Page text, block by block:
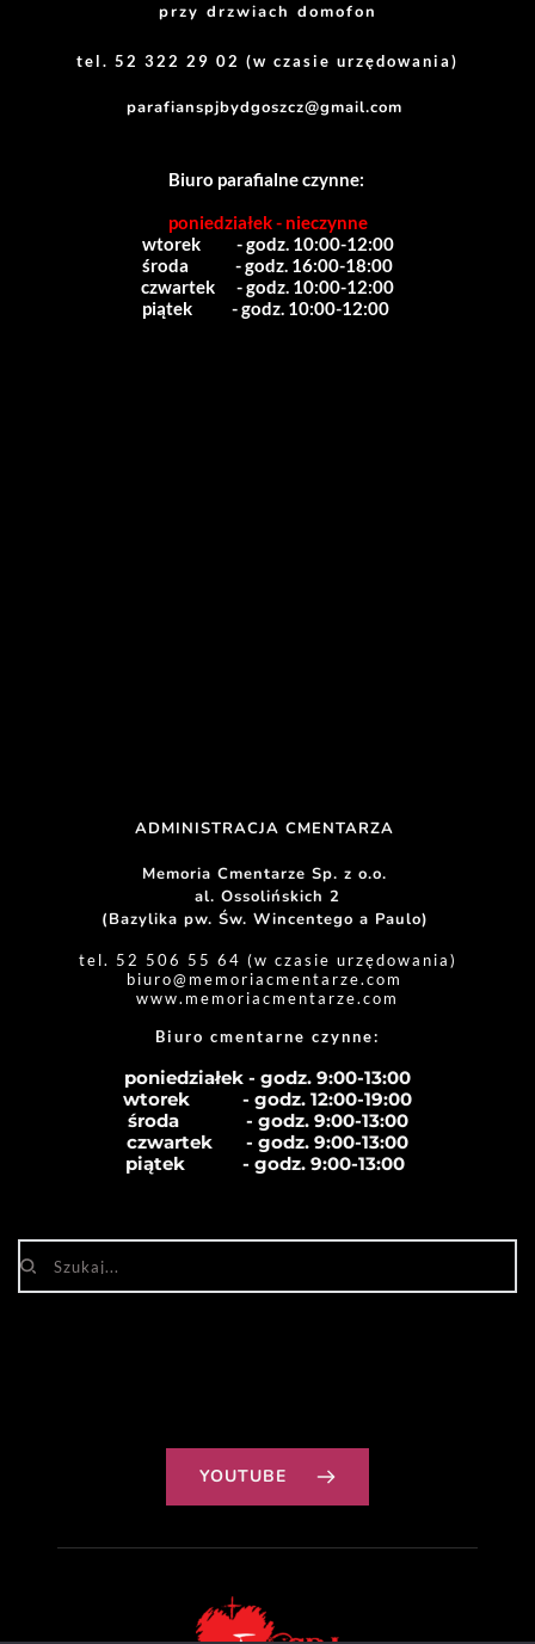
przy drzwiach domofon
tel. 52 322 29 02 (w czasie urzędowania)
parafianspjbydgoszcz@gmail.com
Biuro parafialne czynne:
poniedziałek - nieczynne
wtorek          - godz. 10:00-12:00
środa             - godz. 16:00-18:00
czwartek      - godz. 10:00-12:00
piątek           - godz. 10:00-12:00
ADMINISTRACJA CMENTARZA
Memoria Cmentarze Sp. z o.o.
al. Ossolińskich 2
(Bazylika pw. Św. Wincentego a Paulo)
tel. 52 506 55 64 (w czasie urzędowania)
biuro@memoriacmentarze.com
www.memoriacmentarze.com
Biuro cmentarne czynne:
poniedziałek - godz. 9:00-13:00
wtorek           - godz. 12:00-19:00
środa              - godz. 9:00-13:00
czwartek       - godz. 9:00-13:00
piątek            - godz. 9:00-13:00
YOUTUBE